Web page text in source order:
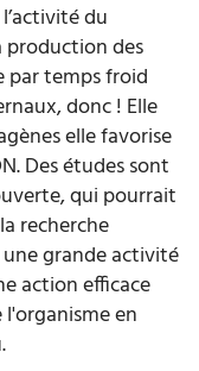
du
des
par temps froid
donc ! Elle
elle favorise
Des études sont
qui pourrait
recherche
grande activité
action efficace
en